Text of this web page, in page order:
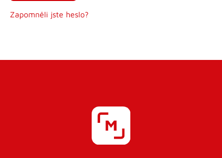
Zapomněli jste heslo?
Uživatelské jméno